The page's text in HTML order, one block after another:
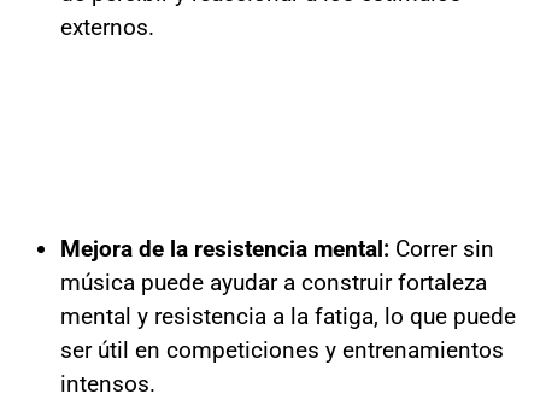
externos.
Mejora de la resistencia mental: Correr sin
música puede ayudar a construir fortaleza
mental y resistencia a la fatiga, lo que puede
ser útil en competiciones y entrenamientos
intensos.